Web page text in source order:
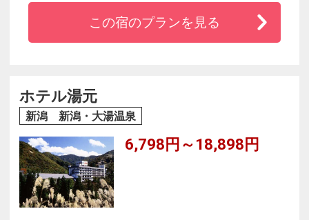
しみいただけます。
4本の源泉と７つの浴槽も魅力のひとつ。
JR上越新幹線浦佐駅より無料送迎あり（完全予
約制）1日2便14：20発と16:20発
ください。
この宿のプランを見る
ホテル湯元
新潟 新潟・大湯温泉
6,798円～18,898円